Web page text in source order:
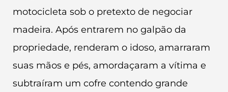
motocicleta sob o pretexto de negociar
madeira. Após entrarem no galpão da
propriedade, renderam o idoso, amarraram
suas mãos e pés, amordaçaram a vítima e
subtraíram um cofre contendo grande